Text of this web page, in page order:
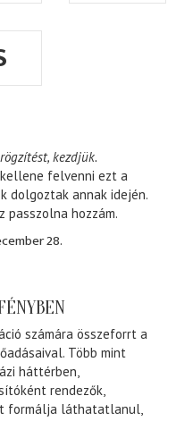
kezdjük.
felvenni ezt a
dolgoztak annak idején.
passzolna hozzám.
28.
számára összeforrt a
Több mint
háttérben,
rendezők,
formálja láthatatlanul,